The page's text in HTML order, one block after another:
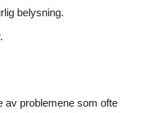
belysning.
av problemene som ofte